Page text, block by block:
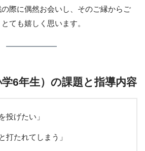
際に偶然お会いし、そのご縁からご
ても嬉しく思います。
6年生）の課題と指導内容
投げたい」
打たれてしまう」